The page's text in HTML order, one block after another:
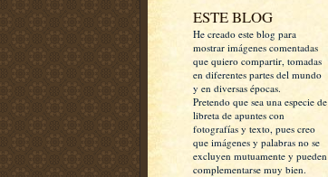
ESTE BLOG
He creado este blog para
mostrar imágenes comentadas
que quiero compartir, tomadas
en diferentes partes del mundo
y en diversas épocas.
Pretendo que sea una especie de
libreta de apuntes con
fotografías y texto, pues creo
que imágenes y palabras no se
excluyen mutuamente y pueden
complementarse muy bien.